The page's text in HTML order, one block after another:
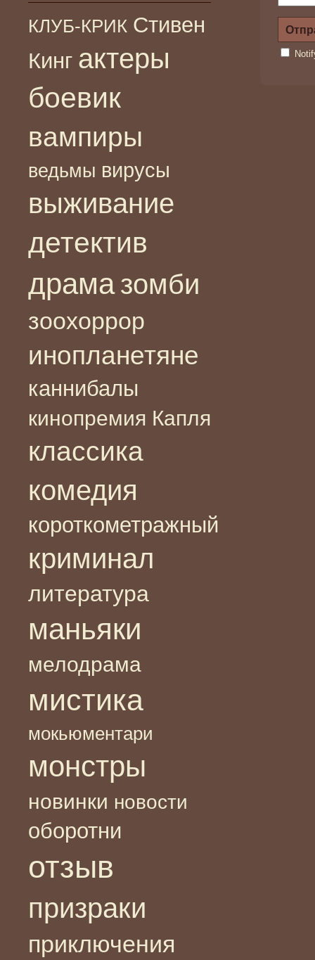
КЛУБ-КРИК Стивен
Кинг актеры
боевик
вампиры
ведьмы вирусы
выживание
детектив
драма зомби
зоохоррор
инопланетяне
каннибалы
кинопремия Капля
классика
комедия
короткометражный
криминал
литература
маньяки
мелодрама
мистика
мокьюментари
монстры
новинки новости
оборотни
отзыв
призраки
приключения